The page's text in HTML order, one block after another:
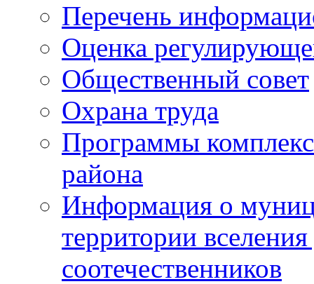
Перечень
Оценка
Общественный совет
Охрана труда
Программы
района
Информация о
территории
соотечественников